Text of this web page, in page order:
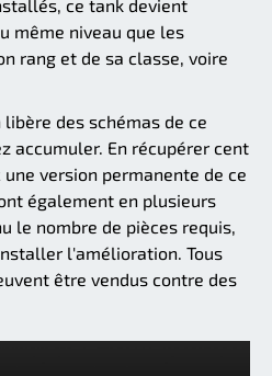
ce tank devient
même niveau que les
rang et de sa classe, voire
des schémas de ce
accumuler. En récupérer cent
version permanente de ce
également en plusieurs
le nombre de pièces requis,
l'amélioration. Tous
être vendus contre des